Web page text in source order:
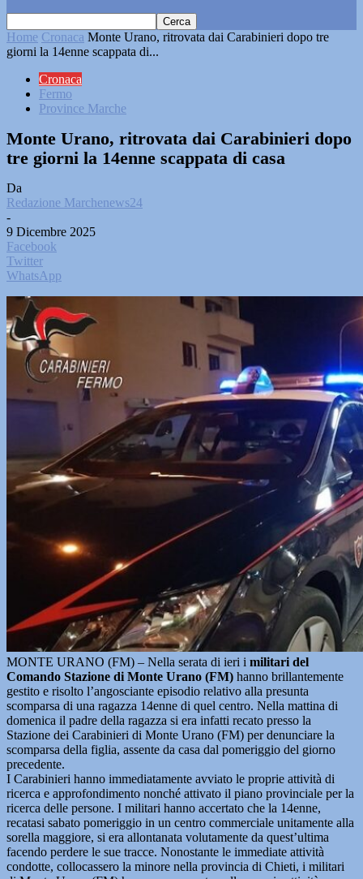
Home Cronaca Monte Urano, ritrovata dai Carabinieri dopo tre
giorni la 14enne scappata di...
Cronaca
Fermo
Province Marche
Monte Urano, ritrovata dai Carabinieri dopo
tre giorni la 14enne scappata di casa
Da
Redazione Marchenews24
-
9 Dicembre 2025
Facebook
Twitter
WhatsApp
MONTE URANO (FM) – Nella serata di ieri i militari del
Comando Stazione di Monte Urano (FM) hanno brillantemente
gestito e risolto l’angosciante episodio relativo alla presunta
scomparsa di una ragazza 14enne di quel centro. Nella mattina di
domenica il padre della ragazza si era infatti recato presso la
Stazione dei Carabinieri di Monte Urano (FM) per denunciare la
scomparsa della figlia, assente da casa dal pomeriggio del giorno
precedente.
I Carabinieri hanno immediatamente avviato le proprie attività di
ricerca e approfondimento nonché attivato il piano provinciale per la
ricerca delle persone. I militari hanno accertato che la 14enne,
recatasi sabato pomeriggio in un centro commerciale unitamente alla
sorella maggiore, si era allontanata volutamente da quest’ultima
facendo perdere le sue tracce. Nonostante le immediate attività
condotte, collocassero la minore nella provincia di Chieti, i militari